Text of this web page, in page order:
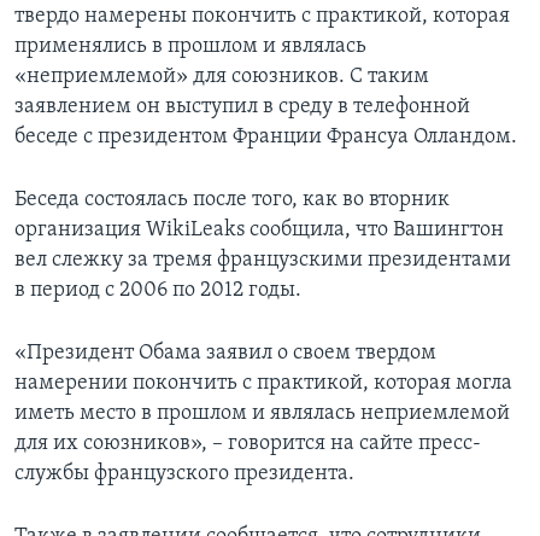
твердо намерены покончить с практикой, которая
применялись в прошлом и являлась
«неприемлемой» для союзников. С таким
заявлением он выступил в среду в телефонной
беседе с президентом Франции Франсуа Олландом.
Беседа состоялась после того, как во вторник
организация WikiLeaks сообщила, что Вашингтон
вел слежку за тремя французскими президентами
в период с 2006 по 2012 годы.
«Президент Обама заявил о своем твердом
намерении покончить с практикой, которая могла
иметь место в прошлом и являлась неприемлемой
для их союзников», – говорится на сайте пресс-
службы французского президента.